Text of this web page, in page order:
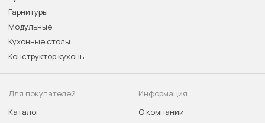
Гарнитуры
Модульные
Кухонные столы
Конструктор кухонь
Для покупателей
Каталог
Информация
О компании